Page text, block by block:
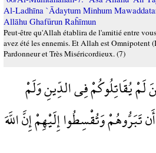
Al-Ladhīna `Ādaytum Minhum
Allāhu Ghafūrun Raĥīmun
Peut-être qu'Allah établira de l'amitié entre
avez été les ennemis. Et Allah est Omnipotent
Pardonneur et Très Miséricordieux. (7)
لَمْ يُقَاتِلُوكُمْ فِي الدِّينِ وَلَمْ
وَتُقْسِطُوا إِلَيْهِمْ إِنَّ اللَّهَ